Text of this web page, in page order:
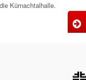
Kürnachtalhalle.